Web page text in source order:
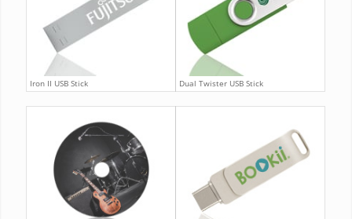
Iron II USB Stick Dual Twister USB Stick